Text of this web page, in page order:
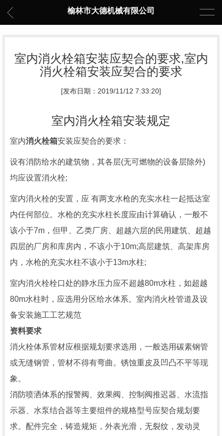
榆林市大德机械有限公司
室内消火栓箱安装应契合的要求,室内
消火栓箱安装应契合的要求
[发布日期：2019/11/12 7:33:20]
室内消火栓箱安装规定
室内消火栓箱安装应契合的要求：
设有消防给水的建筑物，其各层(无可燃物的设备层除外)
均应设置消火栓;
室内消火栓的安置，应 有两支水枪的充实水柱一起抵达室
内任何部位。水枪的充实水柱长度应由计算确认，一般不
该小于7m，但甲、乙类厂房、超越六层的民用建筑、超越
四层的厂房和库房内，不该小于10m;高层建筑、高架库房
内，水枪的充实水柱不该小于13m水柱;
室内消火栓栓口处的静水压力应不超越80m水柱，如超越
80m水柱时，应选用分区给水体系。室内消火栓管道及设
备安装施工工艺规范
资料要求
消火栓体系管材应根据规划要求选用，一般选用碳素钢管
或无缝钢管，管材不得有弯曲。锈蚀重皮及凹凸不平等现
象。
消防喷洒体系的报警阀、效果阀、控制阀推迟器、水流指
示器、水泵结合器等主要组件的规格型号应契合规划要
求。配件完全，铸造规矩，外表光滑，无裂纹，发动灵